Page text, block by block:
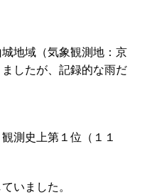
地域（気象観測地：京
したが、記録的な雨だ
測史上第１位（１１
いました。